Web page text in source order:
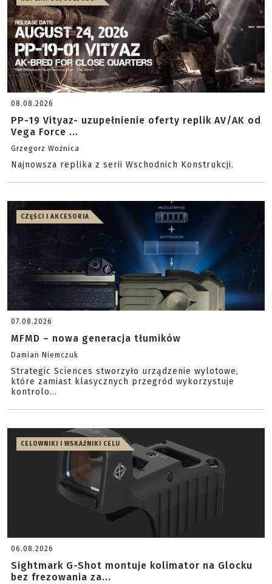
08.08.2026
PP-19 Vityaz- uzupełnienie oferty replik AV/AK od
Vega Force ...
Grzegorz Woźnica
Najnowsza replika z serii Wschodnich Konstrukcji.
CZĘŚCI I AKCESORIA
07.08.2026
MFMD – nowa generacja tłumików
Damian Niemczuk
Strategic Sciences stworzyło urządzenie wylotowe,
które zamiast klasycznych przegród wykorzystuje
kontrolo...
CELOWNIKI I WSKAŹNIKI CELU
06.08.2026
Sightmark G-Shot montuje kolimator na Glocku
bez frezowania za...